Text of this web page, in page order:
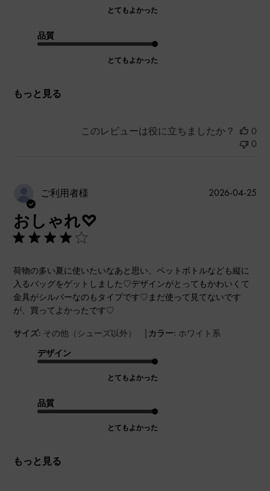
とてもよかった
品質
とてもよかった
もっと見る
このレビューは役に立ちましたか？
0
0
ご利用者様
おしゃれ♡
荷物の多い夏に使いたいなあと思い、ペットボトルなども縦に
入るバッグをゲットしました♡デザインがとってもかわいくて
金具がシルバーなのもタイプです♡まだ使って見てないです
が、買ってよかったです♡
サイズ: その他（シューズ以外） | カラー: ホワイト系
デザイン
とてもよかった
品質
とてもよかった
もっと見る
公
2026-04-25